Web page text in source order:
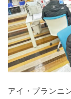
アイ・プランニ